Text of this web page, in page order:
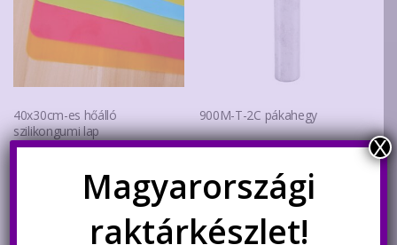
40x30cm-es hőálló
szilikongumi lap
Nincs készleten
900M-T-2C pákahegy
440 FtOriginal
price
350Ft Current
price
Kosárba teszem
Magyarországi
raktárkészlet!
X